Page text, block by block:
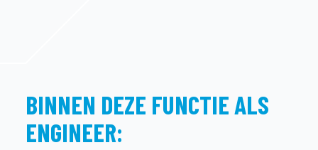
BINNEN DEZE FUNCTIE ALS
ENGINEER: